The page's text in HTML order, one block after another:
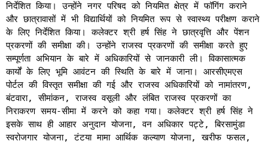
निर्देशित किया। उन्होंने नगर परिषद को नियमित क्षेत्र में फॉगिंग कराने
और छात्रावासों में भी विद्यार्थियों को नियमित रूप से स्वास्थ्य परीक्षण कराने
के लिए निर्देशित किया। कलेक्टर श्री हर्ष सिंह ने छात्रवृत्ति और पेंशन
प्रकरणों की समीक्षा की। उन्होंने राजस्व प्रकरणों की समीक्षा करते हुए
सम्पूर्णता अभियान के बारे में अधिकारियों से जानकारी ली। विकासात्मक
कार्यों के लिए भूमि आवंटन की स्थिति के बारे में जाना। आरसीएमएस
पोर्टल की विस्तृत समीक्षा की गई और राजस्व अधिकारियों को नामांतरण,
बंटवारा, सीमांकन, राजस्व वसूली और लंबित राजस्व प्रकरणों का
निराकरण समय-सीमा में करने को कहा गया। कलेक्टर श्री हर्ष सिंह ने
इसके साथ ही आहार अनुदान योजना, वन अधिकार पट्टे, बिरसामुंडा
स्वरोजगार योजना, टंटया मामा आर्थिक कल्याण योजना, खरीफ फसल,